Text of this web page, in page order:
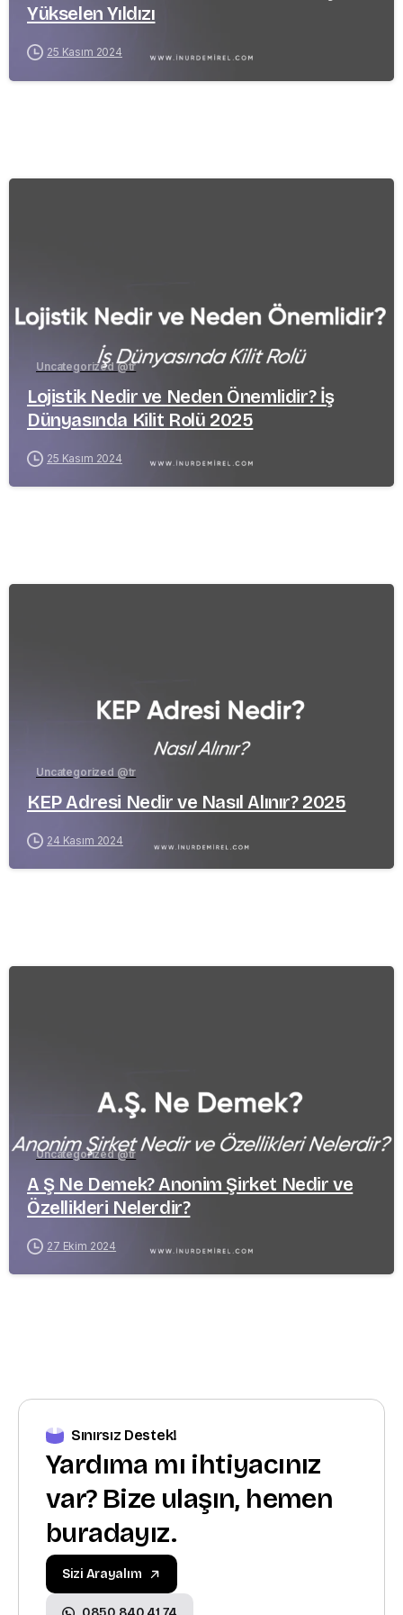
Yükselen Yıldızı
25 Kasım 2024
Uncategorized @tr
Lojistik Nedir ve Neden Önemlidir? İş
Dünyasında Kilit Rolü 2025
25 Kasım 2024
Uncategorized @tr
KEP Adresi Nedir ve Nasıl Alınır? 2025
24 Kasım 2024
Uncategorized @tr
A Ş Ne Demek? Anonim Şirket Nedir ve
Özellikleri Nelerdir?
27 Ekim 2024
Sınırsız Destek!
Yardıma mı ihtiyacınız
var? Bize ulaşın, hemen
buradayız.
Sizi Arayalım